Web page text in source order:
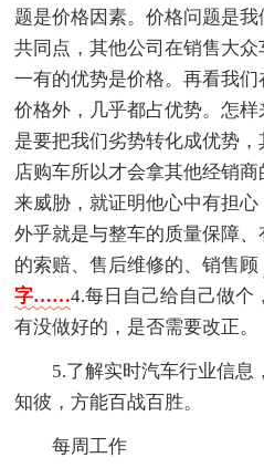
题是价格因素。价格问题是
共同点，其他公司在销售大
一有的优势是价格。再看我
价格外，几乎都占优势。怎
是要把我们劣势转化成优势
店购车所以才会拿其他经销
来威胁，就证明他心中有担
外乎就是与整车的质量保障
的索赔、售后维修的、销售顾
字……4.每日自己给自己做个
有没做好的，是否需要改正。
5.了解实时汽车行业信息
知彼，方能百战百胜。
每周工作